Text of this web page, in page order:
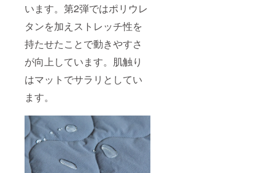
います。第2弾ではポリウレ
タンを加えストレッチ性を
持たせたことで動きやすさ
が向上しています。肌触り
はマットでサラリとしてい
ます。